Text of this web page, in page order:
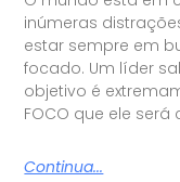
inúmeras
estar sempre em
focado. Um líder
objetivo é
FOCO que ele
Continua...